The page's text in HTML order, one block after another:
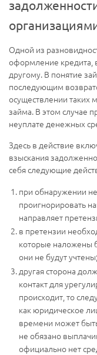
Одной из
оформление
другому. В понятие
последующим
осуществлении таких
займа. В этом случае
неуплате денежных
Здесь в действие
взыскания
себя следующие
при обнаружении
проигнорировать
направляет
в претензии
которые наложены
они не будут учтены;
другая сторона
контакт для
происходит, то
как юридическое
времени может
не обязано
официально нет